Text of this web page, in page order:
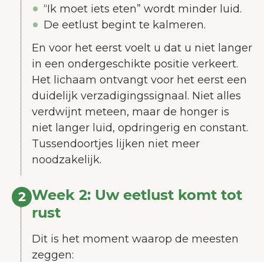
“Ik moet iets eten” wordt minder luid.
De eetlust begint te kalmeren.
En voor het eerst voelt u dat u niet langer
in een ondergeschikte positie verkeert.
Het lichaam ontvangt voor het eerst een
duidelijk verzadigingssignaal. Niet alles
verdwijnt meteen, maar de honger is
niet langer luid, opdringerig en constant.
Tussendoortjes lijken niet meer
noodzakelijk.
2 Week 2: Uw eetlust komt tot
rust
Dit is het moment waarop de meesten
zeggen: